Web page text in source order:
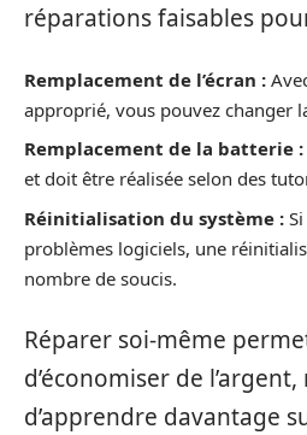
réparations faisables
Remplacement de l’écran :
approprié, vous pouvez changer
Remplacement de la batterie :
et doit être réalisée selon des
Réinitialisation du système :
problèmes logiciels, une
nombre de soucis.
Réparer soi-même
d’économiser de
d’apprendre davantage